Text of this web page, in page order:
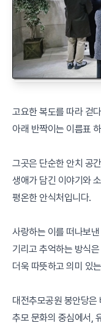
고요한 복도를 따라 걷
아래 반짝이는 이름표
그곳은 단순한 안치 공
생애가 담긴 이야기와
평온한 안식처입니다.
사랑하는 이를 떠나보
기리고 추억하는 방식
더욱 따뜻하고 의미 있
대전추모공원 봉안당은
추모 문화의 중심에서,